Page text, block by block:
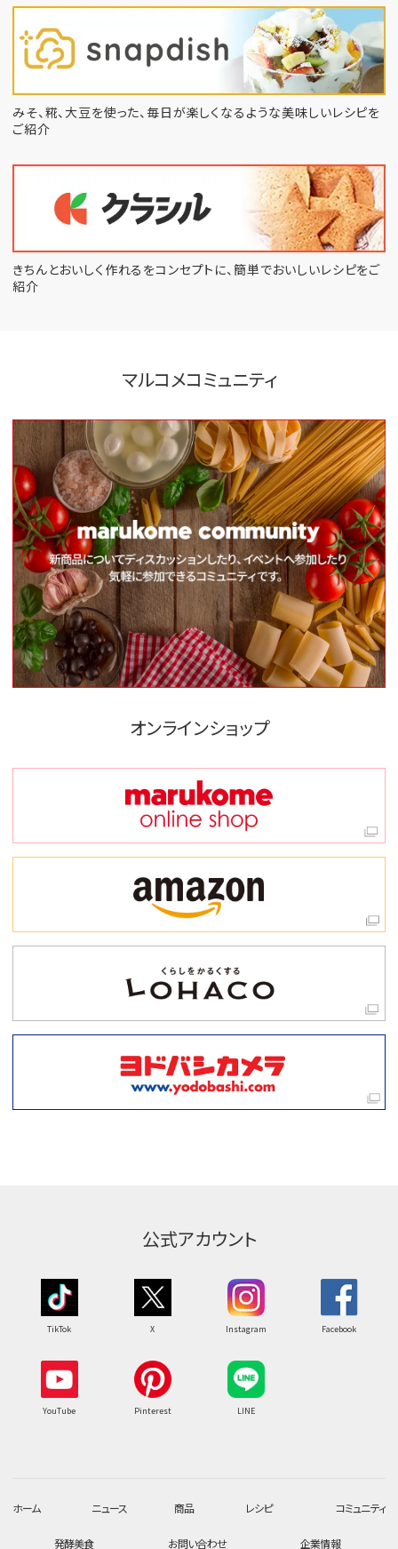
みそ、糀、大豆を使った、毎日が楽しくなるような美味しいレシピを
ご紹介
きちんとおいしく作れるをコンセプトに、簡単でおいしいレシピをご
紹介
マルコメコミュニティ
オンラインショップ
公式アカウント
TikTok X Instagram Facebook
YouTube Pinterest LINE
ホーム ニュース 商品 レシピ コミュニティ
発酵美食 お問い合わせ 企業情報